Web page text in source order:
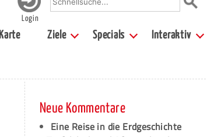
Login
Karte Ziele Specials Interaktiv
Neue Kommentare
Eine Reise in die Erdgeschichte